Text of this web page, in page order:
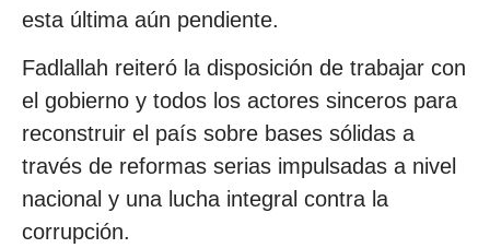
esta última aún pendiente.
Fadlallah reiteró la disposición de trabajar con
el gobierno y todos los actores sinceros para
reconstruir el país sobre bases sólidas a
través de reformas serias impulsadas a nivel
nacional y una lucha integral contra la
corrupción.